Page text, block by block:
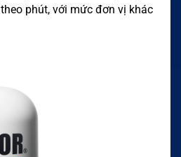
phút, với mức đơn vị khác